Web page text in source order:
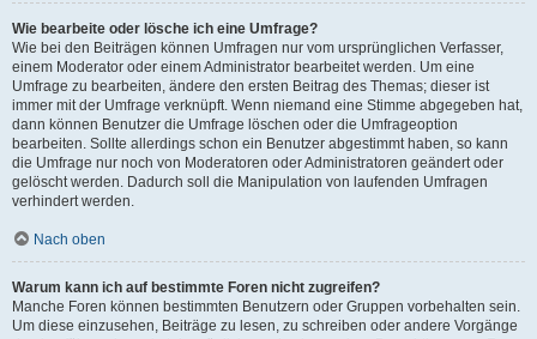
Wie bearbeite oder lösche ich eine Umfrage?
Wie bei den Beiträgen können Umfragen nur vom ursprünglichen Verfasser,
einem Moderator oder einem Administrator bearbeitet werden. Um eine
Umfrage zu bearbeiten, ändere den ersten Beitrag des Themas; dieser ist
immer mit der Umfrage verknüpft. Wenn niemand eine Stimme abgegeben hat,
dann können Benutzer die Umfrage löschen oder die Umfrageoption
bearbeiten. Sollte allerdings schon ein Benutzer abgestimmt haben, so kann
die Umfrage nur noch von Moderatoren oder Administratoren geändert oder
gelöscht werden. Dadurch soll die Manipulation von laufenden Umfragen
verhindert werden.
Nach oben
Warum kann ich auf bestimmte Foren nicht zugreifen?
Manche Foren können bestimmten Benutzern oder Gruppen vorbehalten sein.
Um diese einzusehen, Beiträge zu lesen, zu schreiben oder andere Vorgänge